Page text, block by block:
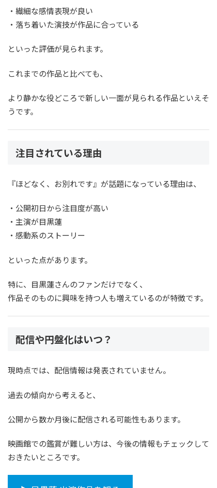
・繊細な感情表現が良い
・落ち着いた演技が作品に合っている
といった評価が見られます。
これまでの作品と比べても、
より静かな役どころで新しい一面が見られる作品といえそ
うです。
注目されている理由
『ほどなく、お別れです』が話題になっている理由は、
・公開初日から注目度が高い
・主演が目黒蓮
・感動系のストーリー
といった点があります。
特に、目黒蓮さんのファンだけでなく、
作品そのものに興味を持つ人も増えているのが特徴です。
配信や円盤化はいつ？
現時点では、配信情報は発表されていません。
過去の傾向から考えると、
公開から数か月後に配信される可能性もあります。
映画館での鑑賞が難しい方は、今後の情報もチェックして
おきたいところです。